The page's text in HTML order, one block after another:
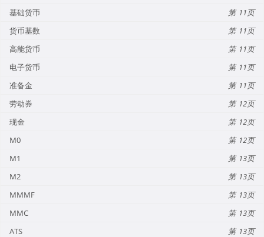
基础货币
11
货币基数
11
高能货币
11
电子货币
11
准备金
11
劳动券
12
现金
12
M0
12
M1
13
M2
13
MMMF
13
MMC
13
ATS
13